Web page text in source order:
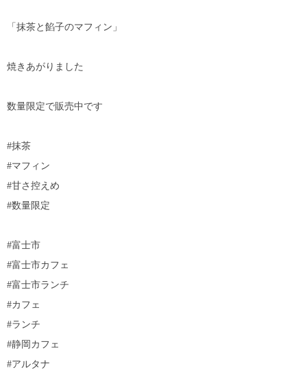
「抹茶と餡子のマフィン」
焼きあがりました
数量限定で販売中です
#抹茶
#マフィン
#甘さ控えめ
#数量限定
#富士市
#富士市カフェ
#富士市ランチ
#カフェ
#ランチ
#静岡カフェ
#アルタナ